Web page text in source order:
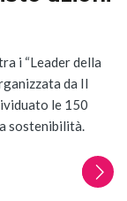
i “Leader della
da Il
le 150
sostenibilità.